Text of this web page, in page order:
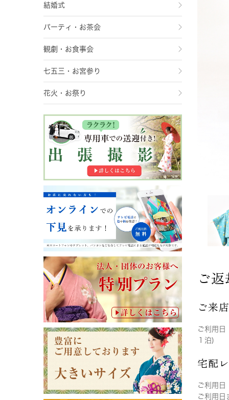
結婚式
パーティ・お茶会
観劇・お食事会
七五三・お宮参り
花火・お祭り
ご
ご来
ご利用日
１泊)
宅配
ご利用日
ご利用日